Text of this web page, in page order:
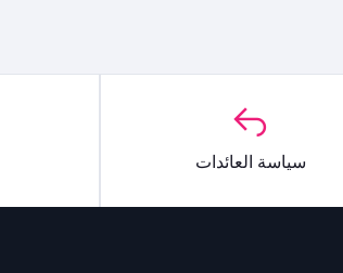
سياسة العائدات